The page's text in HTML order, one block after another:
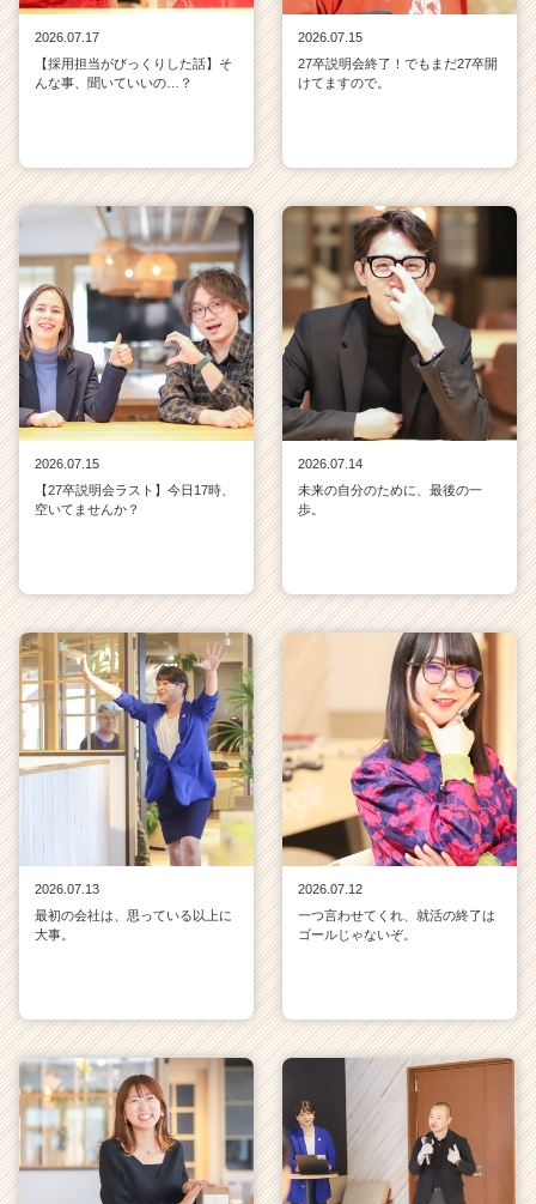
2026.07.17
【採用担当がびっくりした話】そ
んな事、聞いていいの…？
2026.07.15
27卒説明会終了！でもまだ27卒開
けてますので。
2026.07.15
【27卒説明会ラスト】今日17時、
空いてませんか？
2026.07.14
未来の自分のために、最後の一
歩。
2026.07.13
最初の会社は、思っている以上に
大事。
2026.07.12
一つ言わせてくれ、就活の終了は
ゴールじゃないぞ。